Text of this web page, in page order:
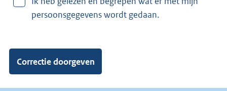
npersoonsgegevens wordt gedaan.